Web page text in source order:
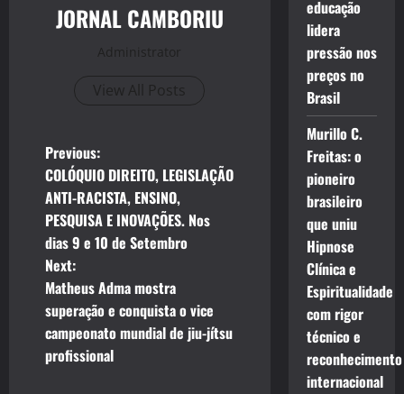
JORNAL CAMBORIU
Administrator
View All Posts
P
o
s
t
n
a
Previous:
COLÓQUIO DIREITO, LEGISLAÇÃO
ANTI-RACISTA, ENSINO,
PESQUISA E INOVAÇÕES. Nos
dias 9 e 10 de Setembro
Next:
Matheus Adma mostra
superação e conquista o vice
campeonato mundial de jiu-jítsu
profissional
educação
lidera
pressão nos
preços no
Brasil
Murillo C.
Freitas: o
pioneiro
brasileiro
que uniu
Hipnose
Clínica e
Espiritualidade
com rigor
técnico e
reconhecimento
internacional